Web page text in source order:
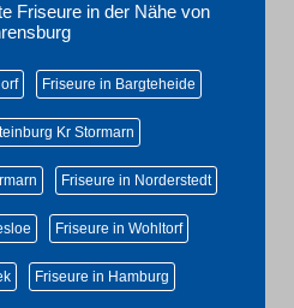
Friseure in der Nähe von
Friseure in Bargteheide
Kr Stormarn
Friseure in Norderstedt
Friseure in Wohltorf
Friseure in Hamburg